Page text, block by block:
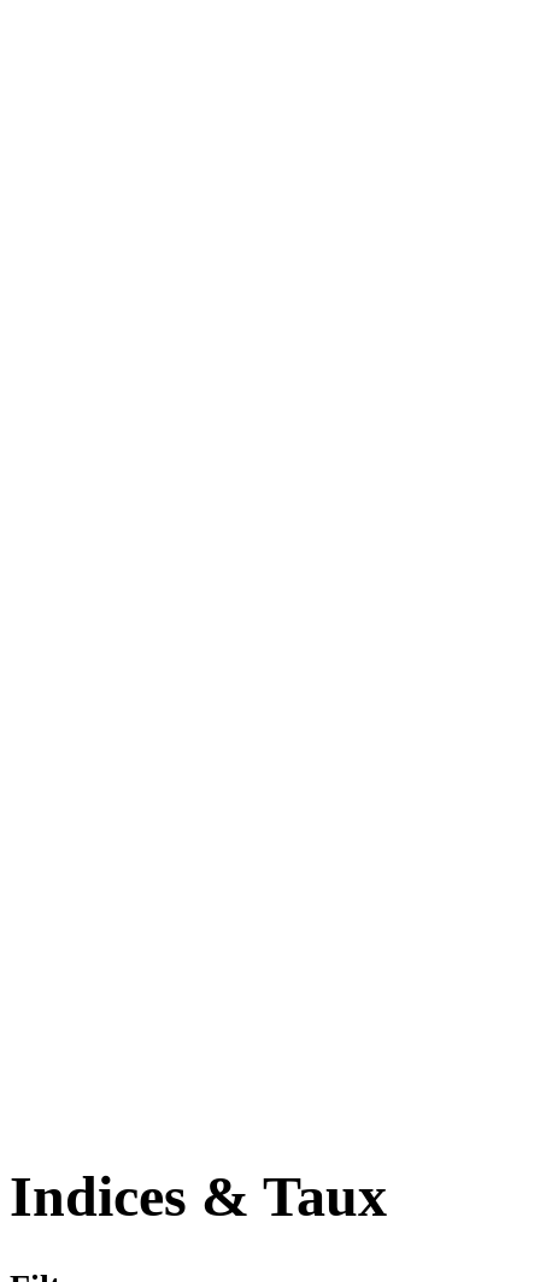
Indices & Taux